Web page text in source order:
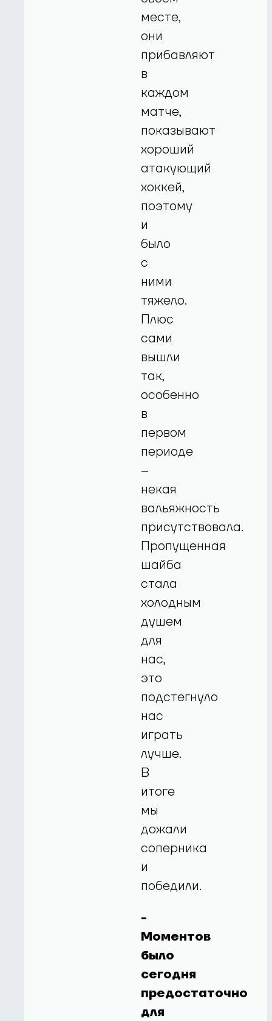
месте,
они
прибавляют
в
каждом
матче,
показывают
хороший
атакующий
хоккей,
поэтому
и
было
с
ними
тяжело.
Плюс
сами
вышли
так,
особенно
в
первом
периоде
–
некая
вальяжность
присутствовала.
Пропущенная
шайба
стала
холодным
душем
для
нас,
это
подстегнуло
нас
играть
лучше.
В
итоге
мы
дожали
соперника
и
победили.
-
Моментов
было
сегодня
предостаточно
для